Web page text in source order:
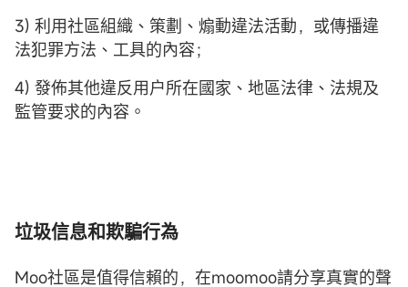
3) 利用社區組織、策劃、煽動違法活動，或傳播違
法犯罪方法、工具的內容；
4) 發佈其他違反用户所在國家、地區法律、法規及
監管要求的內容。
垃圾信息和欺騙行為
Moo社區是值得信賴的，在moomoo請分享真實的聲